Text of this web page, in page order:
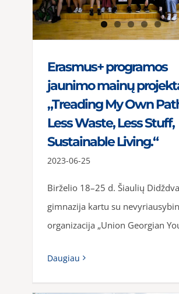
Erasmus+ programos
jaunimo mainų
„Treading My Own
Less Waste, Less Stuff,
Sustainable Living.“
2023-06-25
Birželio 18–25 d. Šiaulių
gimnazija kartu su
organizacija „Union Georgian
Daugiau